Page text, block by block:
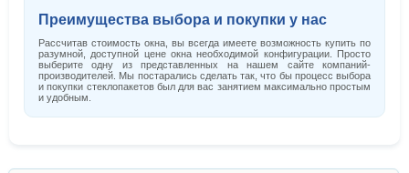
Преимущества выбора и покупки у нас
Рассчитав стоимость окна, вы всегда имеете возможность купить по
разумной, доступной цене окна необходимой конфигурации. Просто
выберите одну из представленных на нашем сайте компаний-
производителей. Мы постарались сделать так, что бы процесс выбора
и покупки стеклопакетов был для вас занятием максимально простым
и удобным.